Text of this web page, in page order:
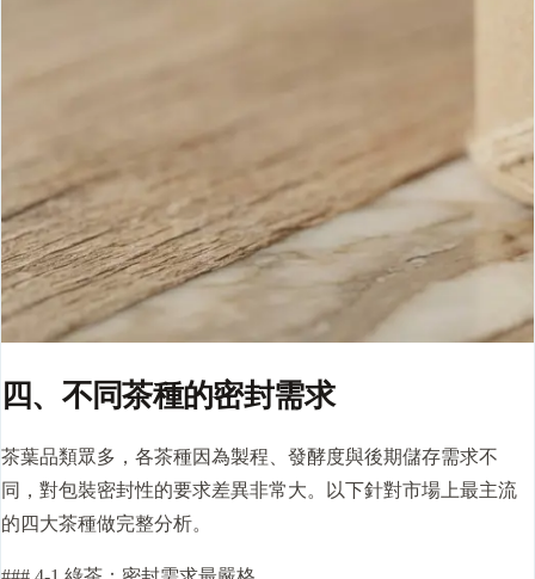
四、不同茶種的密封需求
茶葉品類眾多，各茶種因為製程、發酵度與後期儲存需求不
同，對包裝密封性的要求差異非常大。以下針對市場上最主流
的四大茶種做完整分析。